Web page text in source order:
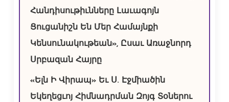
Հանդիսութիւնները Լաւագոյն
Ցուցանիշն Են Մեր Համայնքի
Կենսունակութեան», Ըսաւ Առաջնորդ
Սրբազան Հայրը
«Ելն Ի Վիրապ» Եւ Ս. Էջմիածին
Եկեղեցւոյ Հիմնադրման Զոյգ Տօներու